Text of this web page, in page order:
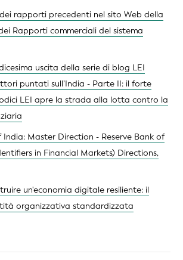
rapporti precedenti nel sito Web della
Rapporti commerciali del sistema
uscita della serie di blog LEI
puntati sull’India - Parte II: il forte
LEI apre la strada alla lotta contro la
India: Master Direction - Reserve Bank of
in Financial Markets) Directions,
un'economia digitale resiliente: il
organizzativa standardizzata